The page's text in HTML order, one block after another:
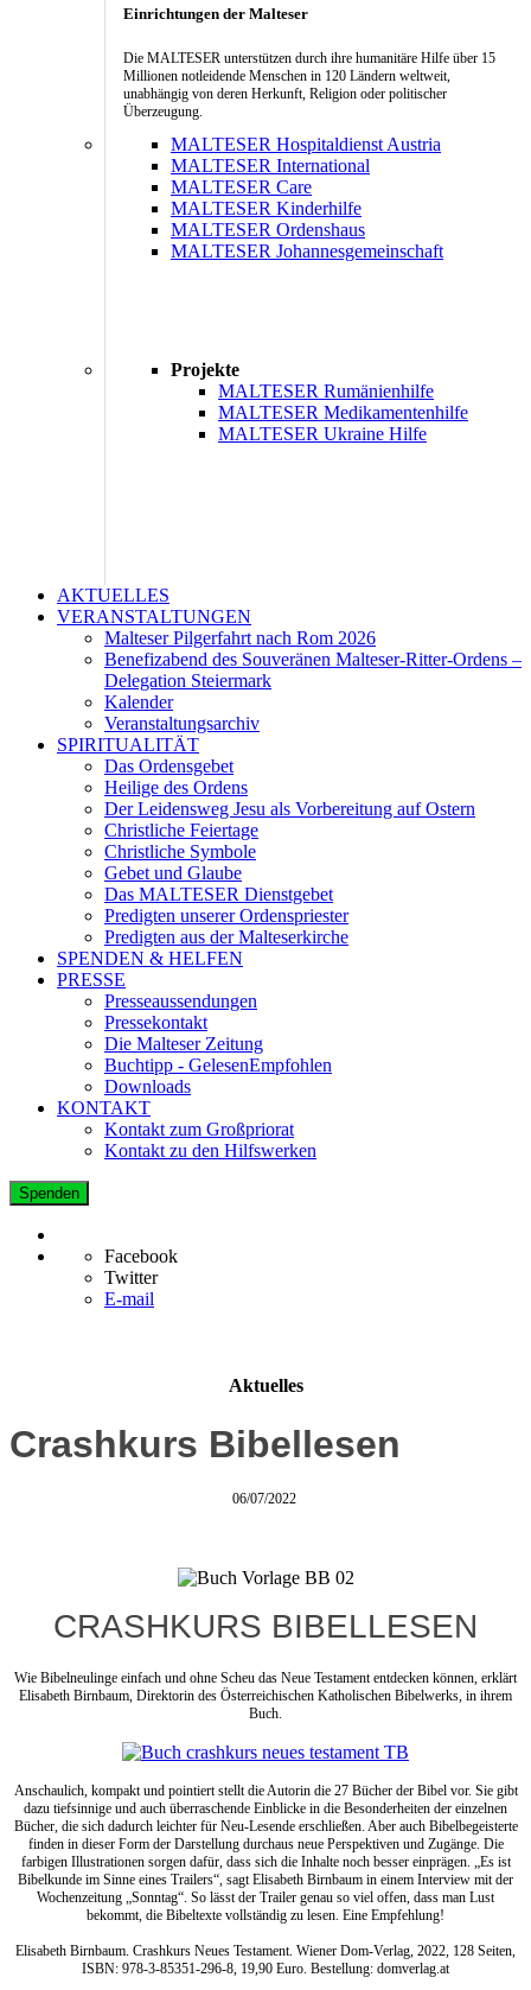
Einrichtungen der Malteser
Die MALTESER unterstützen durch ihre humanitäre Hilfe über 15
Millionen notleidende Menschen in 120 Ländern weltweit,
unabhängig von deren Herkunft, Religion oder politischer
Überzeugung.
MALTESER Hospitaldienst Austria
MALTESER International
MALTESER Care
MALTESER Kinderhilfe
MALTESER Ordenshaus
MALTESER Johannesgemeinschaft
Projekte
MALTESER Rumänienhilfe
MALTESER Medikamentenhilfe
MALTESER Ukraine Hilfe
AKTUELLES
VERANSTALTUNGEN
Malteser Pilgerfahrt nach Rom 2026
Benefizabend des Souveränen Malteser-Ritter-Ordens –
Delegation Steiermark
Kalender
Veranstaltungsarchiv
SPIRITUALITÄT
Das Ordensgebet
Heilige des Ordens
Der Leidensweg Jesu als Vorbereitung auf Ostern
Christliche Feiertage
Christliche Symbole
Gebet und Glaube
Das MALTESER Dienstgebet
Predigten unserer Ordenspriester
Predigten aus der Malteserkirche
SPENDEN & HELFEN
PRESSE
Presseaussendungen
Pressekontakt
Die Malteser Zeitung
Buchtipp - GelesenEmpfohlen
Downloads
KONTAKT
Kontakt zum Großpriorat
Kontakt zu den Hilfswerken
Spenden
Facebook
Twitter
E-mail
Aktuelles
Crashkurs Bibellesen
06/07/2022
CRASHKURS BIBELLESEN
Wie Bibelneulinge einfach und ohne Scheu das Neue Testament entdecken können, erklärt
Elisabeth Birnbaum, Direktorin des Österreichischen Katholischen Bibelwerks, in ihrem
Buch.
Anschaulich, kompakt und pointiert stellt die Autorin die 27 Bücher der Bibel vor. Sie gibt
dazu tiefsinnige und auch überraschende Einblicke in die Besonderheiten der einzelnen
Bücher, die sich dadurch leichter für Neu-Lesende erschließen. Aber auch Bibelbegeisterte
finden in dieser Form der Darstellung durchaus neue Perspektiven und Zugänge. Die
farbigen Illustrationen sorgen dafür, dass sich die Inhalte noch besser einprägen. „Es ist
Bibelkunde im Sinne eines Trailers“, sagt Elisabeth Birnbaum in einem Interview mit der
Wochenzeitung „Sonntag“. So lässt der Trailer genau so viel offen, dass man Lust
bekommt, die Bibeltexte vollständig zu lesen. Eine Empfehlung!
Elisabeth Birnbaum. Crashkurs Neues Testament. Wiener Dom-Verlag, 2022, 128 Seiten,
ISBN: 978-3-85351-296-8, 19,90 Euro. Bestellung: domverlag.at